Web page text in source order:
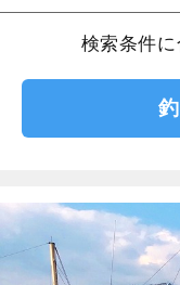
検索条件